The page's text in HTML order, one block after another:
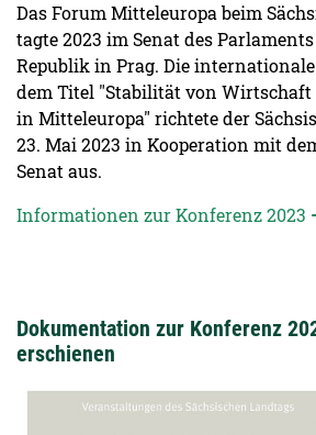
Das Forum Mitteleuropa beim
tagte 2023 im Senat des
Republik in Prag. Die
dem Titel "Stabilität von Wirtschaft
in Mitteleuropa" richtete der
23. Mai 2023 in Kooperation mit
Senat aus.
Informationen zur Konferenz 2023
Dokumentation zur Konferenz
erschienen